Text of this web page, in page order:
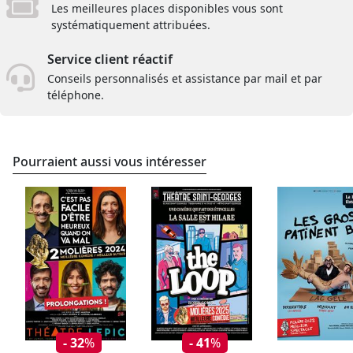
Les meilleures places disponibles vous sont
systématiquement attribuées.
Service client réactif
Conseils personnalisés et assistance par mail et par
téléphone.
Pourraient aussi vous intéresser
- 32% - 41%